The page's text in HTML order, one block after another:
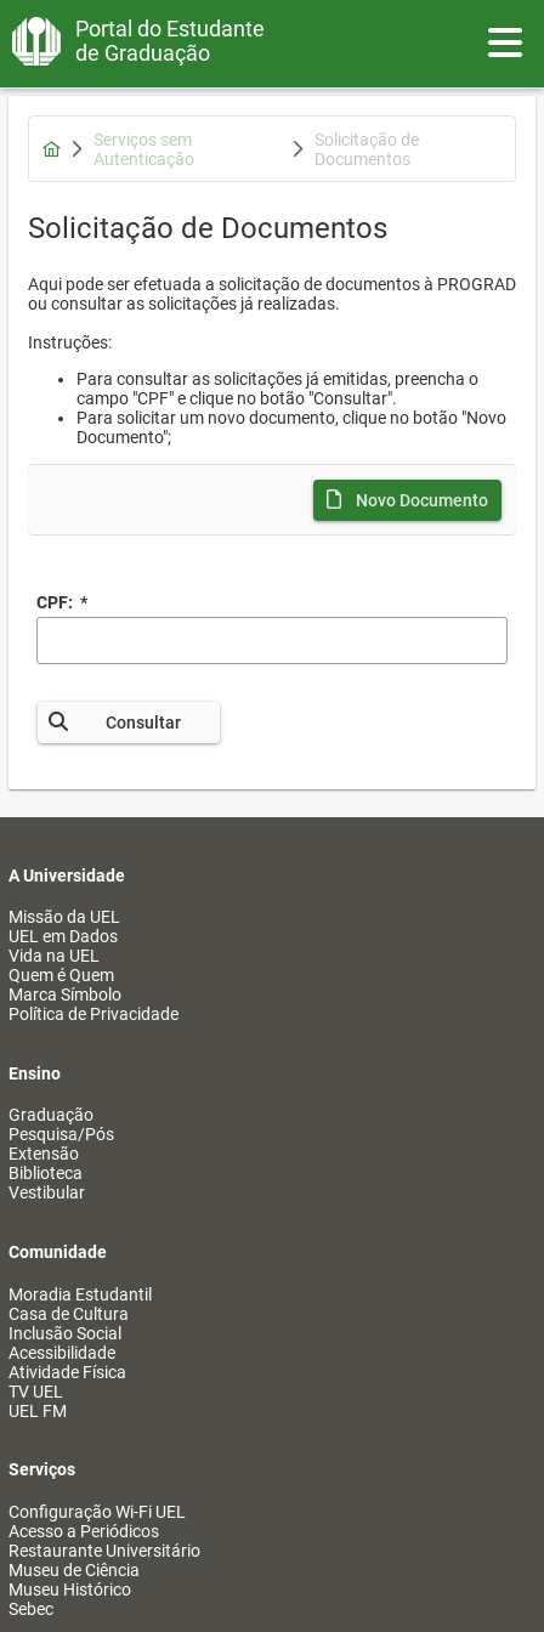
Portal do Estudante
de Graduação
Serviços sem
Autenticação
Solicitação de
Documentos
Solicitação de Documentos
Aqui pode ser efetuada a solicitação de documentos à PROGRAD
ou consultar as solicitações já realizadas.
Instruções:
Para consultar as solicitações já emitidas, preencha o
campo "CPF" e clique no botão "Consultar".
Para solicitar um novo documento, clique no botão "Novo
Documento";
Novo Documento
CPF: *
Consultar
A Universidade
Missão da UEL
UEL em Dados
Vida na UEL
Quem é Quem
Marca Símbolo
Política de Privacidade
Ensino
Graduação
Pesquisa/Pós
Extensão
Biblioteca
Vestibular
Comunidade
Moradia Estudantil
Casa de Cultura
Inclusão Social
Acessibilidade
Atividade Física
TV UEL
UEL FM
Serviços
Configuração Wi-Fi UEL
Acesso a Periódicos
Restaurante Universitário
Museu de Ciência
Museu Histórico
Sebec